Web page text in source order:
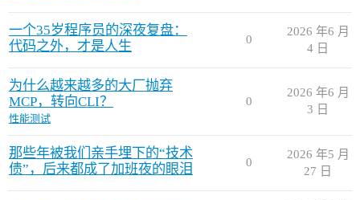
一个35岁程序员的深夜复盘：
代码之外，才是人生
0
2026 年6 月
4 日
为什么越来越多的大厂抛弃
MCP，转向CLI？
性能测试
0
2026 年6 月
3 日
那些年被我们亲手埋下的“技术
债”，后来都成了加班夜的眼泪
0
2026 年5 月
27 日